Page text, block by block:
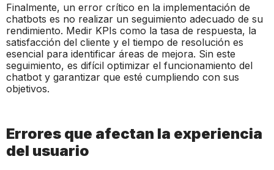
Finalmente, un error crítico en la implementación de
chatbots es no realizar un seguimiento adecuado de su
rendimiento. Medir KPIs como la tasa de respuesta, la
satisfacción del cliente y el tiempo de resolución es
esencial para identificar áreas de mejora. Sin este
seguimiento, es difícil optimizar el funcionamiento del
chatbot y garantizar que esté cumpliendo con sus
objetivos.
Errores que afectan la experiencia
del usuario